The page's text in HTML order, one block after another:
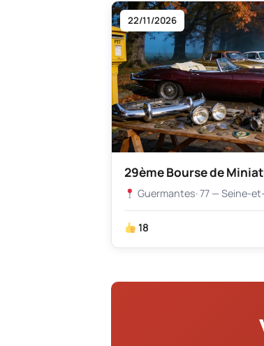
22/11/2026
29ème Bourse de
Guermantes· 77 — Seine-
18